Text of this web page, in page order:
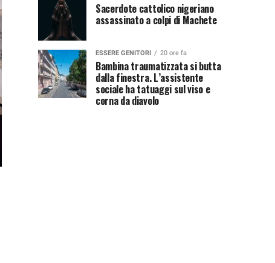
Sacerdote cattolico nigeriano
assassinato a colpi di Machete
ESSERE GENITORI 20 ore fa
Bambina traumatizzata si butta
dalla finestra. L’assistente
sociale ha tatuaggi sul viso e
corna da diavolo